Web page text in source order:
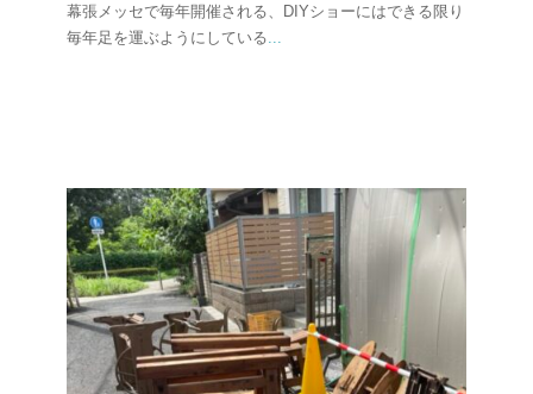
幕張メッセで毎年開催される、DIYショーにはできる限り
毎年足を運ぶようにしている